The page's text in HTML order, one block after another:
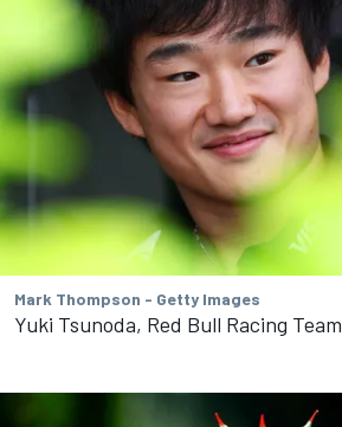
Mark Thompson - Getty Images
Yuki Tsunoda, Red Bull Racing Team